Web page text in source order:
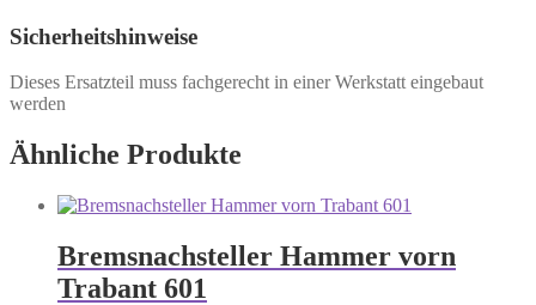
Sicherheitshinweise
Dieses Ersatzteil muss fachgerecht in einer Werkstatt eingebaut
werden
Ähnliche Produkte
Bremsnachsteller Hammer vorn
Trabant 601